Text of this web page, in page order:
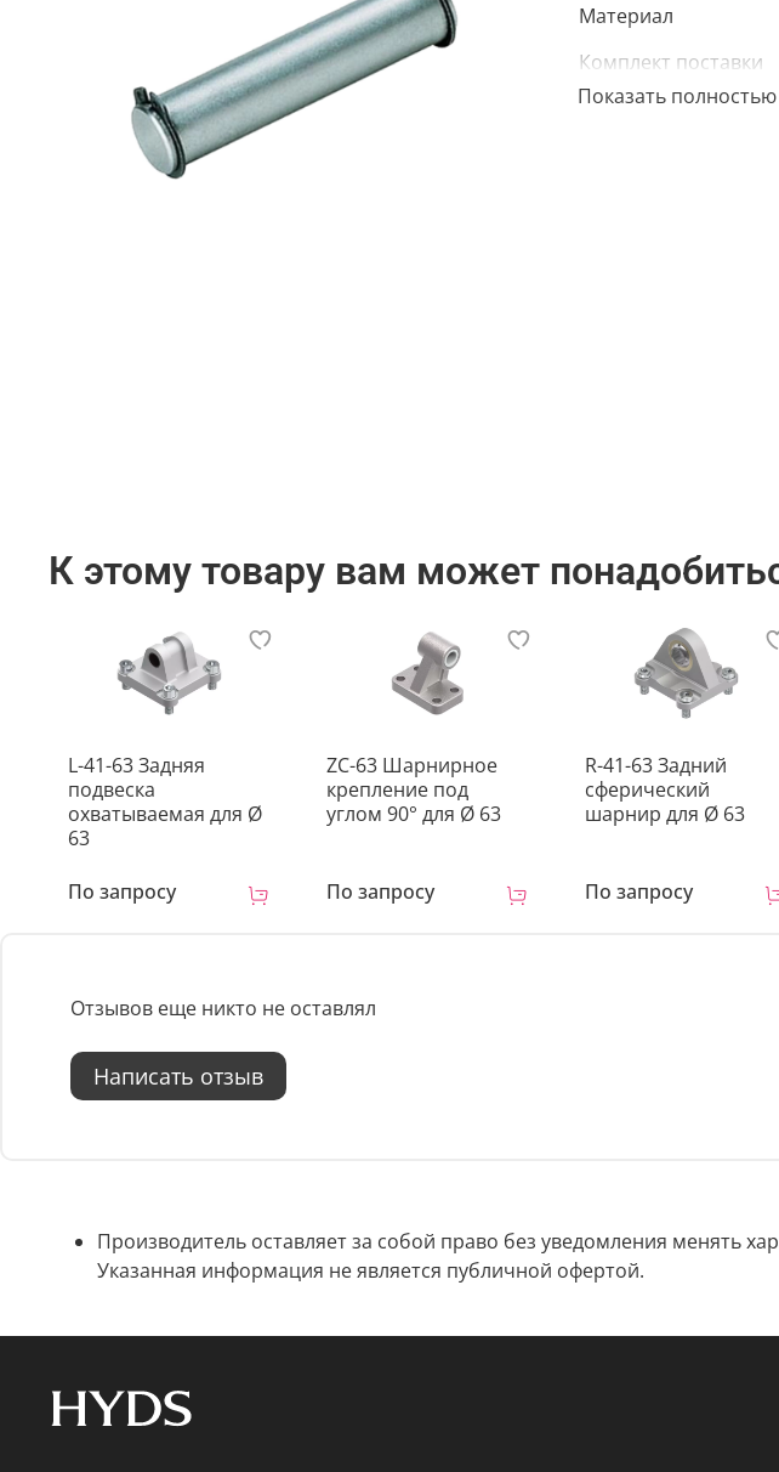
Материал
Комплект поставки
Показать полностью
К этому товару вам может
L-41-63 Задняя
подвеска
охватываемая для Ø
63
По запросу
ZC-63 Шарнирное
крепление под
углом 90° для Ø 63
По запросу
R-41-63 Задний
сферический
шарнир для Ø 63
По запросу
Отзывов еще никто не оставлял
Написать отзыв
Производитель оставляет за собой право без уведомления менять
Указанная информация не является публичной офертой.